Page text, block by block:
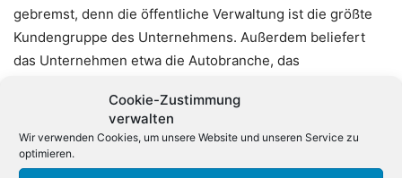
Cookie-Zustimmung
verwalten
Wir verwenden Cookies, um unsere Website und unseren Service zu
optimieren.
gebremst, denn die öffentliche Verwaltung ist die größte
Kundengruppe des Unternehmens. Außerdem beliefert
das Unternehmen etwa die Autobranche, das